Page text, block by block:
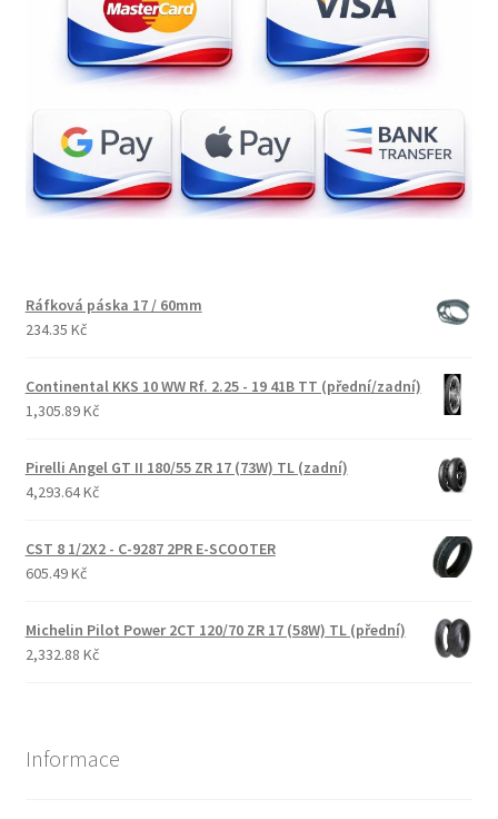
Ráfková páska 17 / 60mm
234.35 Kč
Continental KKS 10 WW Rf. 2.25 - 19 41B TT (přední/zadní)
1,305.89 Kč
Pirelli Angel GT II 180/55 ZR 17 (73W) TL (zadní)
4,293.64 Kč
CST 8 1/2X2 - C-9287 2PR E-SCOOTER
605.49 Kč
Michelin Pilot Power 2CT 120/70 ZR 17 (58W) TL (přední)
2,332.88 Kč
Informace